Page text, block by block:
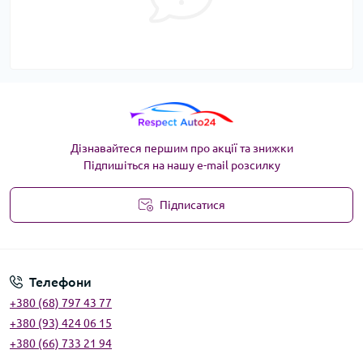
Дізнавайтеся першим про акції та знижки
Підпишіться на нашу e-mail розсилку
Підписатися
Телефони
+380 (68) 797 43 77
+380 (93) 424 06 15
+380 (66) 733 21 94